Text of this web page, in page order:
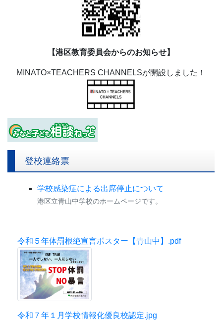
【港区教育委員会からのお知らせ】
MINATO×TEACHERS CHANNELSが開設しました！
登校連絡票
学校感染症による出席停止について
港区立青山中学校のホームページです。
令和５年体罰根絶宣言ポスター【青山中】.pdf
令和７年１月学校情報化優良校認定.jpg